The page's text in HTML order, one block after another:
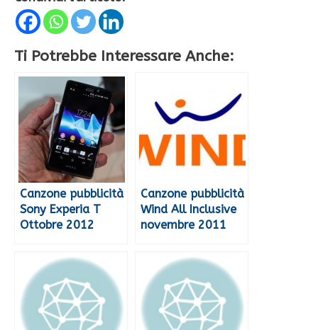
Ti Potrebbe Interessare Anche:
Canzone pubblicità
Sony Experia T
Ottobre 2012
Canzone pubblicità
Wind All Inclusive
novembre 2011